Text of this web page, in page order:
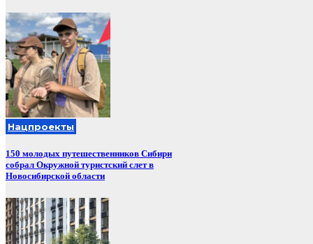
Нацпроекты
150 молодых путешественников Сибири
собрал Окружной туристский слет в
Новосибирской области